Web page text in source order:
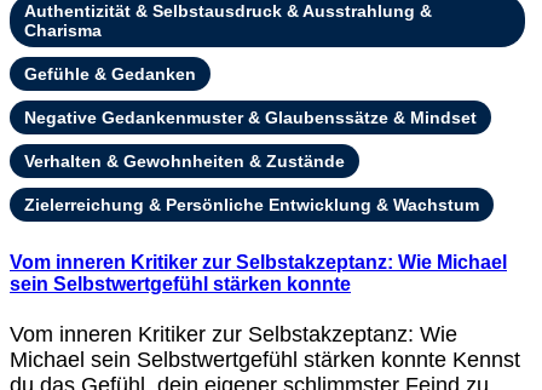
Authentizität & Selbstausdruck & Ausstrahlung &
Charisma
Gefühle & Gedanken
Negative Gedankenmuster & Glaubenssätze & Mindset
Verhalten & Gewohnheiten & Zustände
Zielerreichung & Persönliche Entwicklung & Wachstum
Vom inneren Kritiker zur Selbstakzeptanz: Wie Michael
sein Selbstwertgefühl stärken konnte
Vom inneren Kritiker zur Selbstakzeptanz: Wie
Michael sein Selbstwertgefühl stärken konnte Kennst
du das Gefühl, dein eigener schlimmster Feind zu